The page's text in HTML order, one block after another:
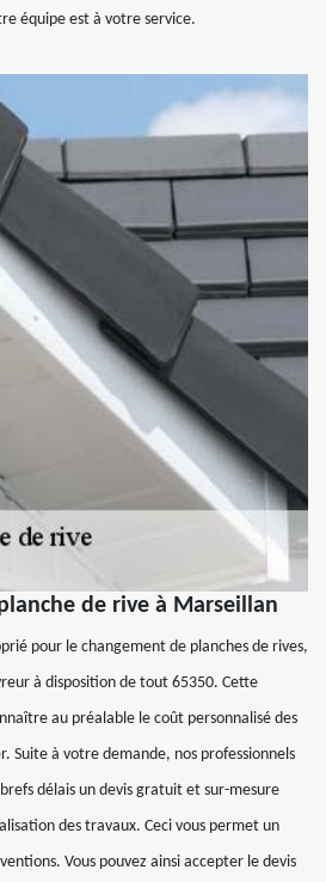
équipe est à votre service.
de rive à Marseillan
pour le changement de planches de rives,
à disposition de tout 65350. Cette
au préalable le coût personnalisé des
Suite à votre demande, nos professionnels
délais un devis gratuit et sur-mesure
des travaux. Ceci vous permet un
Vous pouvez ainsi accepter le devis